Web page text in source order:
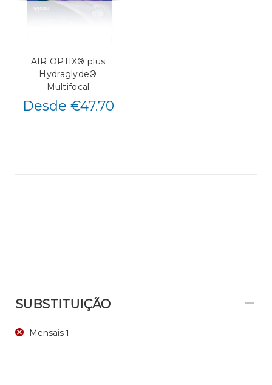
AIR OPTIX® plus
Hydraglyde®
Multifocal
Desde €47.70
SUBSTITUIÇÃO
Mensais 1